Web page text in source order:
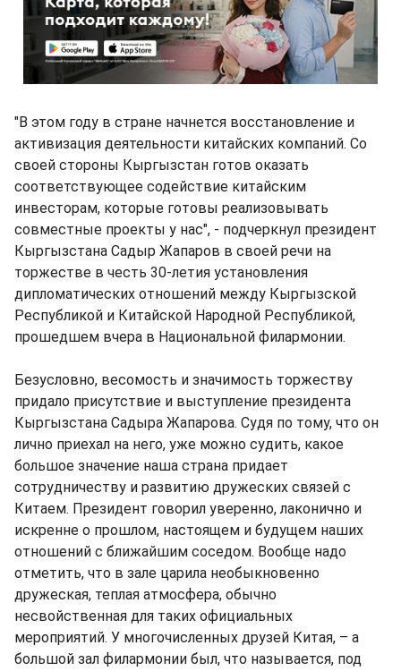
"В этом году в стране начнется восстановление и
активизация деятельности китайских компаний. Со
своей стороны Кыргызстан готов оказать
соответствующее содействие китайским
инвесторам, которые готовы реализовывать
совместные проекты у нас", - подчеркнул президент
Кыргызстана Садыр Жапаров в своей речи на
торжестве в честь 30-летия установления
дипломатических отношений между Кыргызской
Республикой и Китайской Народной Республикой,
прошедшем вчера в Национальной филармонии.
Безусловно, весомость и значимость торжеству
придало присутствие и выступление президента
Кыргызстана Садыра Жапарова. Судя по тому, что он
лично приехал на него, уже можно судить, какое
большое значение наша страна придает
сотрудничеству и развитию дружеских связей с
Китаем. Президент говорил уверенно, лаконично и
искренне о прошлом, настоящем и будущем наших
отношений с ближайшим соседом. Вообще надо
отметить, что в зале царила необыкновенно
дружеская, теплая атмосфера, обычно
несвойственная для таких официальных
мероприятий. У многочисленных друзей Китая, – а
большой зал филармонии был, что называется, под